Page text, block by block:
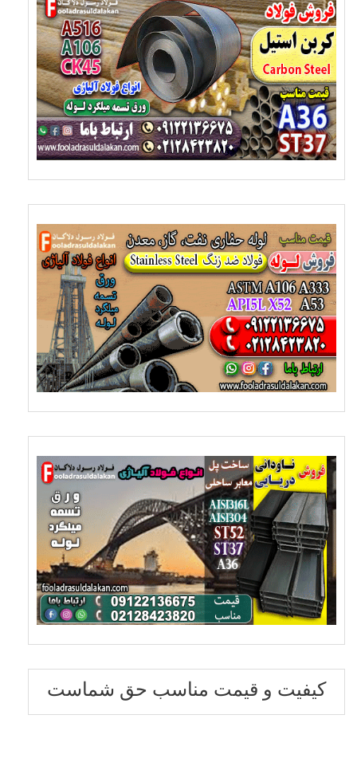
کیفیت و قیمت مناسب حق شماست